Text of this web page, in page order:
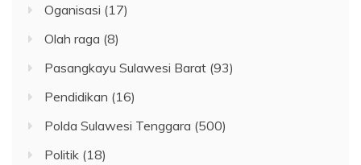
Oganisasi (17)
Olah raga (8)
Pasangkayu Sulawesi Barat (93)
Pendidikan (16)
Polda Sulawesi Tenggara (500)
Politik (18)